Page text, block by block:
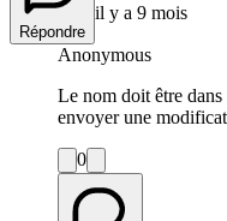
Répondre
il y a 9 mois
Anonymous
Le nom doit être
envoyer une
0